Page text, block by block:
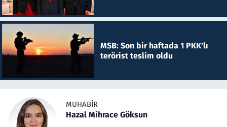
MSB: Son bir haftada 1 PKK'lı
terörist teslim oldu
MUHABIR
Hazal Mihrace Göksun